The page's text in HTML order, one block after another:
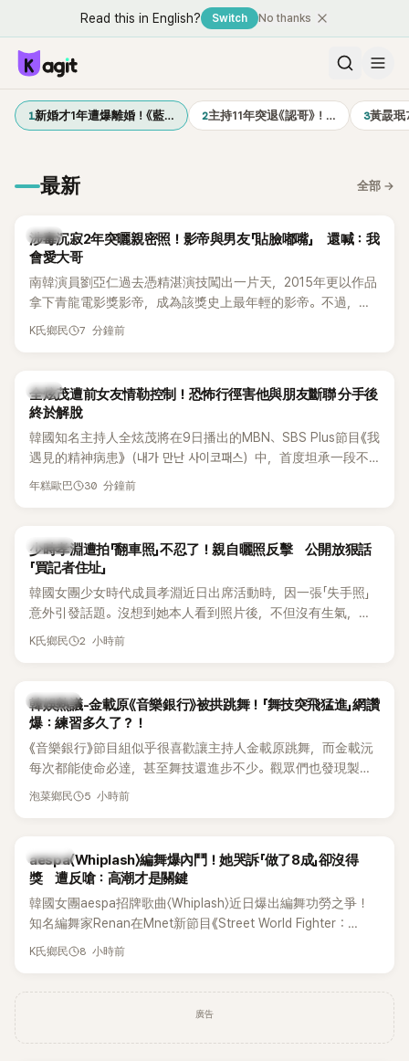
Read this in English? Switch No thanks
1新婚才1年遭爆離婚！《藍… 2主持11年突退《認哥》！… 3黃晸
最新 全部 →
韓星
涉毒沉寂2年突曬親密照！影帝與男友「貼臉嘟嘴」 還喊：我
會愛大哥
南韓演員劉亞仁過去憑精湛演技闖出一片天，2015年更以作品
拿下青龍電影獎影帝，成為該獎史上最年輕的影帝。不過，他
2023年爆出涉毒風波後，演藝事業受到重創，後續又牽扯與男
K氏鄉民 7 分鐘前
韓星
全炫茂遭前女友情勒控制！恐怖行徑害他與朋友斷聯 分手後
終於解脫
韓國知名主持人全炫茂將在9日播出的MBN、SBS Plus節目《我
遇見的精神病患》（내가 만난 사이코패스）中，首度坦承一段不
堪回首的戀愛經歷，自爆曾遭前女友過度控制，不僅走到哪都
年糕歐巴 30 分鐘前
K-POP
少時孝淵遭拍「翻車照」不忍了！親自曬照反擊 公開放狠話
「買記者住址」
韓國女團少女時代成員孝淵近日出席活動時，因一張「失手照」
意外引發話題。沒想到她本人看到照片後，不但沒有生氣，反
而親自把照片放上IG限時動態開玩笑，甚至幽默喊話要「買記者
K氏鄉民 2 小時前
熱議討論
韓娛熱議-金載原《音樂銀行》被拱跳舞！「舞技突飛猛進」網讚
爆：練習多久了？！
《音樂銀行》節目組似乎很喜歡讓主持人金載原跳舞，而金載沅
每次都能使命必達，甚至舞技還進步不少。觀眾們也發現製作
單位對此樂此不疲。
泡菜鄉民 5 小時前
K-POP
aespa〈Whiplash〉編舞爆內鬥！她哭訴「做了8成」卻沒得
獎 遭反嗆：高潮才是關鍵
韓國女團aespa招牌歌曲〈Whiplash〉近日爆出編舞功勞之爭！
知名編舞家Renan在Mnet新節目《Street World Fighter：
Directors' War》預告中，公開談及自己在〈Whiplash〉編舞上的
K氏鄉民 8 小時前
廣告